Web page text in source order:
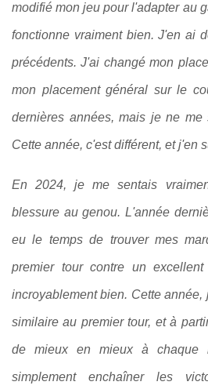
modifié mon jeu pour l'adapter au
fonctionne vraiment bien. J'en ai
précédents. J'ai changé mon
mon placement général sur le
dernières années, mais je ne
Cette année, c'est différent, et j'en
En 2024, je me sentais
blessure au genou. L'année
eu le temps de trouver mes
premier tour contre un
incroyablement bien. Cette année,
similaire au premier tour, et à
de mieux en mieux à chaque
simplement enchaîner les